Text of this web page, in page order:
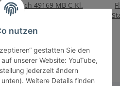
Busch 49169 MB C-Kl.
nutzen
gestatten Sie den
unserer Website: YouTube,
jederzeit ändern
Weitere Details finden